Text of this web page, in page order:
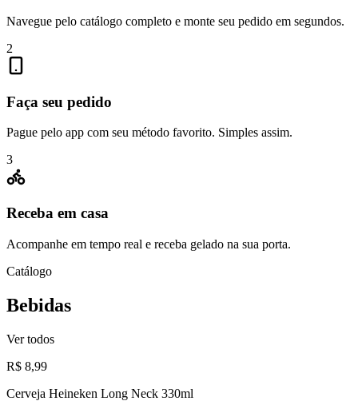
Navegue pelo catálogo completo e monte seu pedido em segundos.
2
Faça seu pedido
Pague pelo app com seu método favorito. Simples assim.
3
Receba em casa
Acompanhe em tempo real e receba gelado na sua porta.
Catálogo
Bebidas
Ver todos
R$ 8,99
Cerveja Heineken Long Neck 330ml